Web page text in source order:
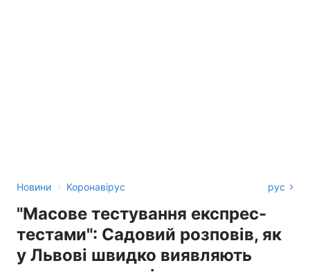
Новини › Коронавірус рус
"Масове тестування експрес-
тестами": Садовий розповів, як
у Львові швидко виявляють